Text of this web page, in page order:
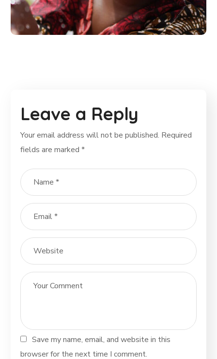
#AFRICA
Leave a Reply
Your email address will not be published. Required
fields are marked*
Save my name, email, and website in this
browser for the next time I comment.